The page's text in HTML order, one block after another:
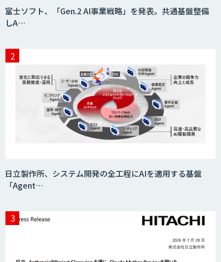
富士ソフト、「Gen.2 AI事業戦略」を発表。共通基盤整備
しA…
日立製作所、システム開発の全工程にAIを適用する基盤
「Agent…